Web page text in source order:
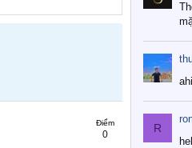
Điểm
0
R